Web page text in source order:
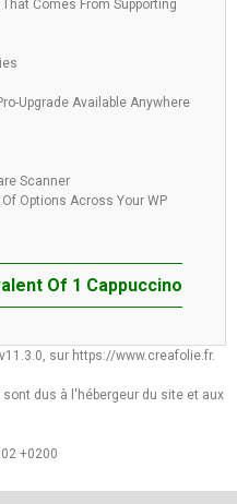
Comes From Supporting
Upgrade Available Anywhere
Scanner
Options Across Your WP
Of 1 Cappuccino
sur https://www.creafolie.fr.
dus à l'hébergeur du site et aux
+0200